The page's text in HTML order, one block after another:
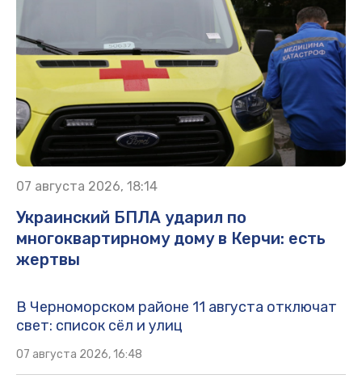
07 августа 2026, 18:14
Украинский БПЛА ударил по
многоквартирному дому в Керчи: есть
жертвы
В Черноморском районе 11 августа отключат
свет: список сёл и улиц
07 августа 2026, 16:48